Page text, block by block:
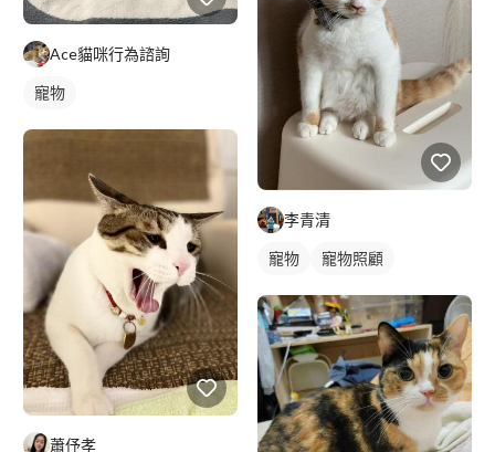
Ace貓咪行為諮詢
寵物
蕭伃孝
李青清
寵物 寵物照顧